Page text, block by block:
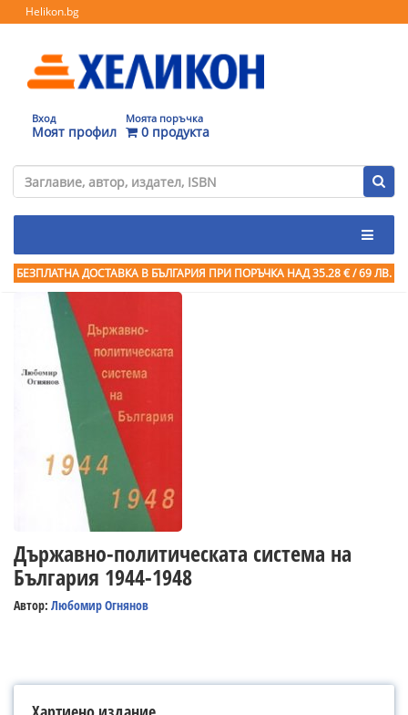
Helikon.bg
Вход
Моят профил
Моята поръчка
0 продукта
БЕЗПЛАТНА ДОСТАВКА В БЪЛГАРИЯ ПРИ ПОРЪЧКА НАД 35.28 € / 69 ЛВ.
Държавно-политическата система на
България 1944-1948
Автор: Любомир Огнянов